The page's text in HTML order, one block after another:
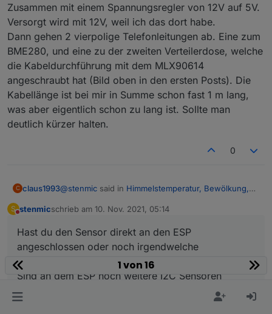
Ich muss meinen Aufstellort noch optimieren.
Aktuell ist der Sensor genau gegen Himmel
ausgerichtet, doch leider verfälscht dann das
Regenwasser (welches auf dem Sensor
verbleibt) die Temperatur. Ich werde ihn jetzt
doch leicht schräg anbringen, damit es
ablaufen kann.
Zusammen mit einem Spannungsregler von 12V auf 5V.
Versorgt wird mit 12V, weil ich das dort habe.
Dann gehen 2 vierpolige Telefonleitungen ab. Eine zum
BME280, und eine zu der zweiten Verteilerdose, welche
die Kabeldurchführung mit dem MLX90614
angeschraubt hat (Bild oben in den ersten Posts). Die
Kabellänge ist bei mir in Summe schon fast 1 m lang,
was aber eigentlich schon zu lang ist. Sollte man
deutlich kürzer halten.
0
C claus1993@stenmic said in Himmelstemperatur, Bewölkung,
Erstmal Danke für deine ausführliche
Erklärung.
Bei mir geht ESP Easy problemlos, der Sensor
ist schon im Paket drin.
Ich musste lediglich auf "Force Slow I2C
Hatte es schon versucht aber leider hat es bei mir
nicht geklappt. Denke ich werde es noch mal
Hast du den Sensor direkt an den ESP
angeschlossen oder noch irgendwelche
Sind an dem ESP noch weitere I2C Sensoren
S stenmicschrieb am 10. Nov. 2021, 05:14
zuletzt editiert von
Hast du den Sensor direkt an den ESP
angeschlossen oder noch irgendwelche
Wiederstände dazwischen geschaltet?
Sind an dem ESP noch weitere I2C Sensoren
angeschlossen?
1 von 16